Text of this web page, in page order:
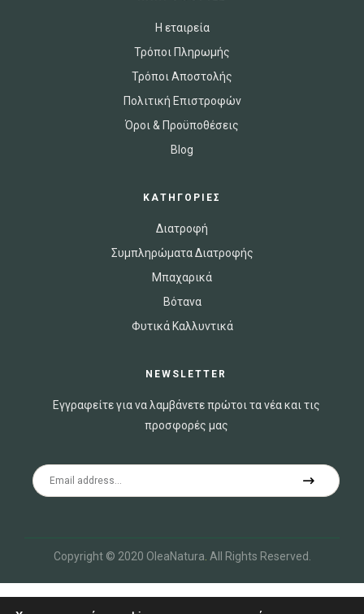
Η εταιρεία
Τρόποι Πληρωμής
Τρόποι Αποστολής
Πολιτική Επιστροφών
Όροι & Προϋποθέσεις
Blog
ΚΑΤΗΓΟΡΙΕΣ
Διατροφή
Συμπληρώματα Διατροφής
Μπαχαρικά
Βότανα
Φυτικά Καλλυντικά
NEWSLETTER
Εγγραφείτε για να λαμβάνετε πρώτοι τα νέα και τις
προσφορές μας
Copyright © 2020 OleaNatura. All Rights Reserved.